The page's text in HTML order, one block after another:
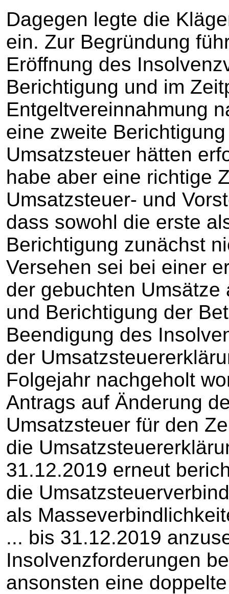
Dagegen legte die
ein. Zur Begründung
Eröffnung des
Berichtigung und im
Entgeltvereinnahmung
eine zweite
Umsatzsteuer hätten
habe aber eine richtige
Umsatzsteuer- und
dass sowohl die erste
Berichtigung zunächst
Versehen sei bei einer
der gebuchten
und Berichtigung der
Beendigung des
der
Folgejahr nachgeholt
Antrags auf Änderung
Umsatzsteuer für den
die
31.12.2019 erneut
die
als
... bis 31.12.2019
Insolvenzforderungen
ansonsten eine